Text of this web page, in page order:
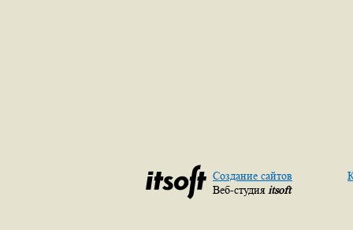
Создание сайтов
Веб-студия itsoft